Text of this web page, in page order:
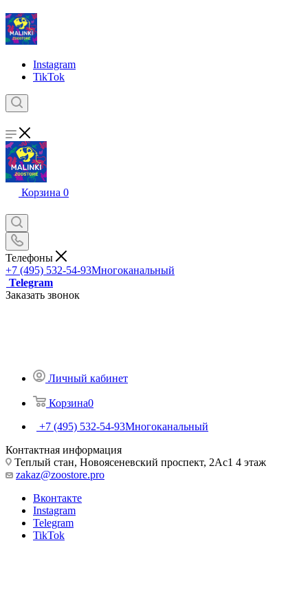
Instagram
TikTok
Корзина 0
Телефоны
+7 (495) 532-54-93Многоканальный
Telegram
Заказать звонок
Личный кабинет
Корзина0
+7 (495) 532-54-93Многоканальный
Контактная информация
Теплый стан, Новоясеневский проспект, 2Ас1 4 этаж
zakaz@zoostore.pro
Вконтакте
Instagram
Telegram
TikTok